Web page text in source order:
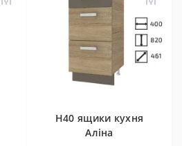
Н40 ящики кухня
Аліна